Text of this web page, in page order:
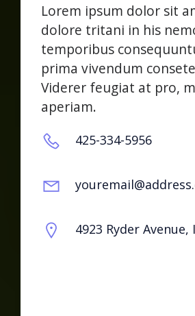
Lorem ipsum dolor sit
dolore tritani in his
temporibus
prima vivendum
Viderer feugiat at pro,
aperiam.
425-334-5956
4923 Ryder Avenue,